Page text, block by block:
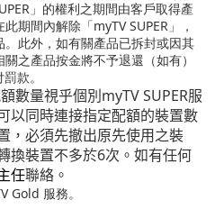
」的權利之期間由客戶取得產
此期間內解除「myTV SUPER 」，
此外，如有關產品已拆封或因其
之產品按金將不予退還（如有）
款。
數量視乎個別myTV SUPER服
以同時連接指定配額的裝置數
，必須先撤出原先使用之裝
換裝置不多於6次。如有任何
任聯絡。
Gold 服務。